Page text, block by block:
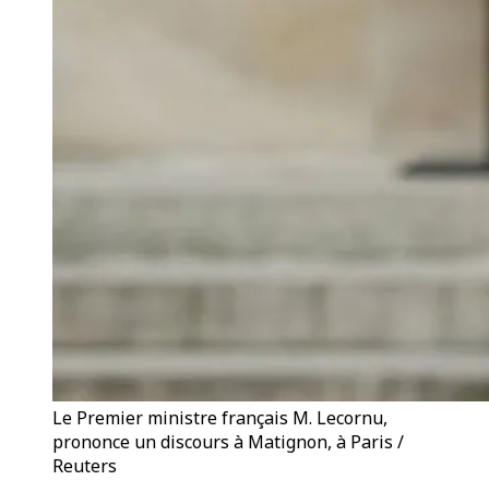
Le Premier ministre français M. Lecornu,
prononce un discours à Matignon, à Paris /
Reuters